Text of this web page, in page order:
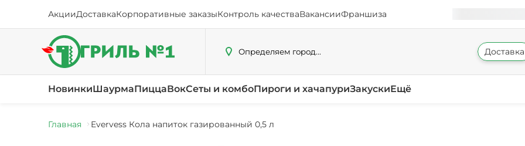
АкцииДоставкаКорпоративные заказыКонтроль качестваВакансииФраншиза
Определяем город... Доставка
НовинкиШаурмаПиццаВокСеты и комбоПироги и хачапуриЗакускиЕщё
Главная Evervess Кола напиток газированный 0,5 л